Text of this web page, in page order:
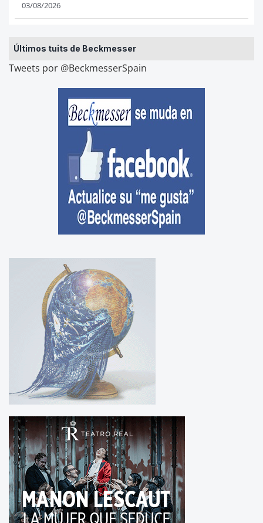
03/08/2026
Últimos tuits de Beckmesser
Tweets por @BeckmesserSpain